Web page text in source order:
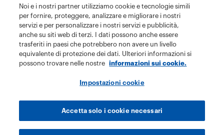
Noi e i nostri partner utilizziamo cookie e tecnologie simili
per fornire, proteggere, analizzare e migliorare i nostri
servizi e per personalizzare i nostri servizi e pubblicità,
anche su siti web di terzi. I dati possono anche essere
trasferiti in paesi che potrebbero non avere un livello
equivalente di protezione dei dati. Ulteriori informazioni si
possono trovare nelle nostre
informazioni sui cookie.
Impostazioni cookie
Accetta solo i cookie necessari